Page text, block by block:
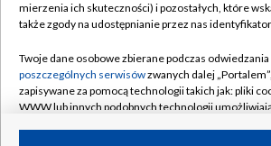
Naziemna Telewizja Cyfrowa
Rada Programowa
System NOS
Informacje o nadawcy
Pomoc
Kontakt
Kanały
mierzenia ich skuteczności) i pozostałych, które
także zgody na udostępnianie przez nas
Twoje dane osobowe zbierane podczas
poszczególnych serwisówzwanych dalej
zapisywane za pomocą technologii takich jak: pliki
WWW lub innych podobnych technologii